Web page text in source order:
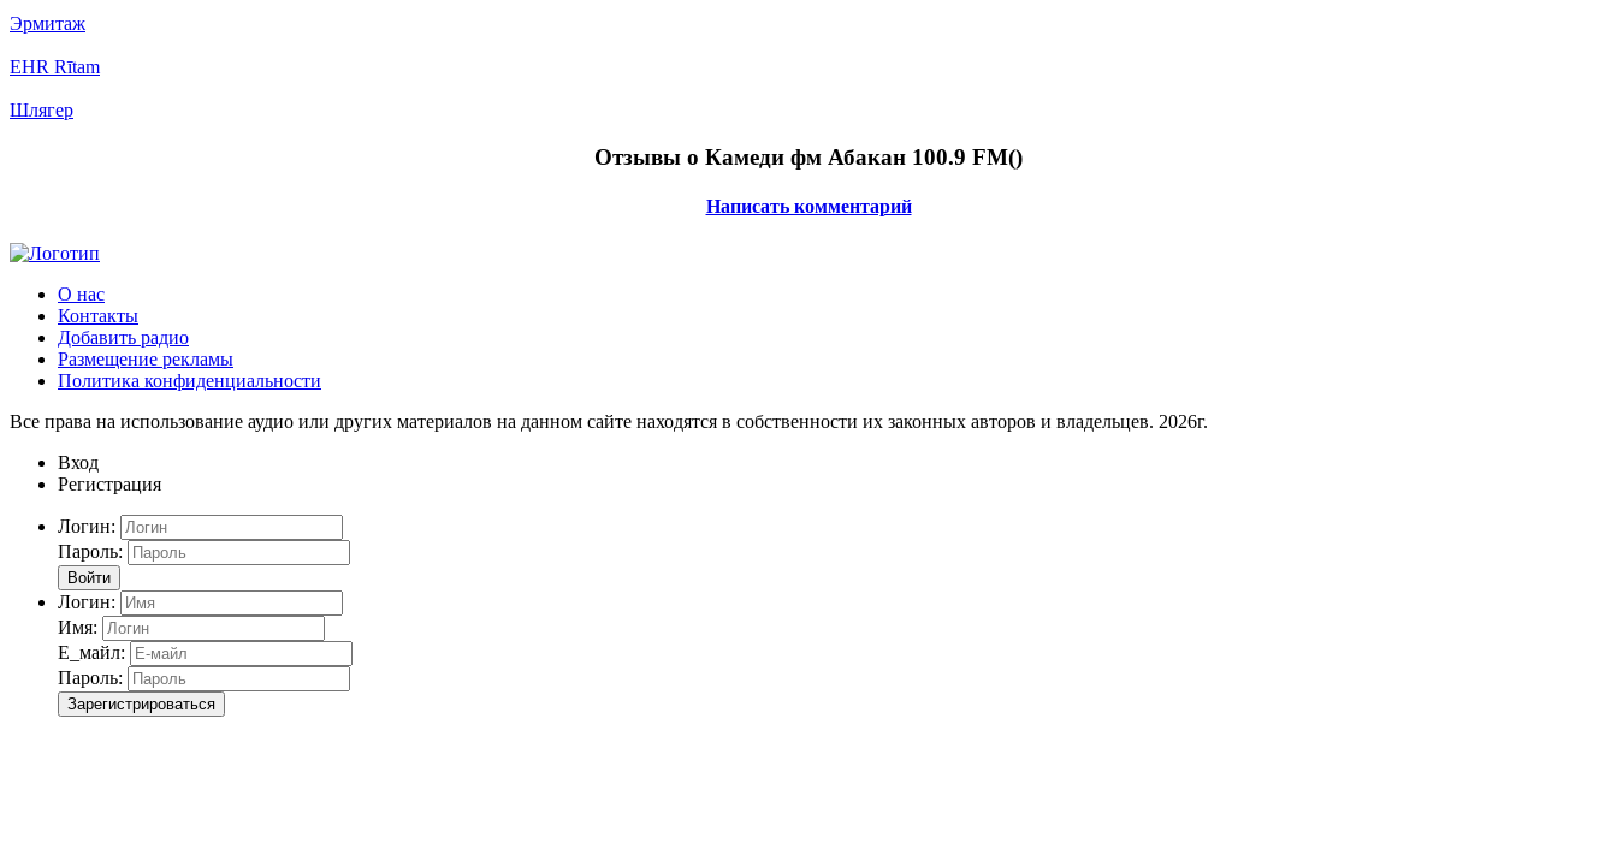
Эрмитаж
EHR Rītam
Шлягер
Отзывы о Камеди фм Абакан 100.9 FM()
Написать комментарий
О нас
Контакты
Добавить радио
Размещение рекламы
Политика конфиденциальности
Все права на использование аудио или других материалов на данном сайте находятся в собственности их законных авторов и владельцев. 2026г.
Вход
Регистрация
Логин:
Пароль:
Войти
Логин:
Имя:
Е_майл:
Пароль:
Зарегистрироваться